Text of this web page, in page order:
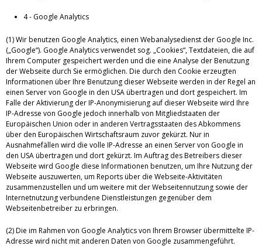
4 - Google Analytics
(1) Wir benutzen Google Analytics, einen Webanalysedienst der Google Inc.
(„Google“). Google Analytics verwendet sog. „Cookies“, Textdateien, die auf
Ihrem Computer gespeichert werden und die eine Analyse der Benutzung
der Webseite durch Sie ermöglichen. Die durch den Cookie erzeugten
Informationen über Ihre Benutzung dieser Webseite werden in der Regel an
einen Server von Google in den USA übertragen und dort gespeichert. Im
Falle der Aktivierung der IP-Anonymisierung auf dieser Webseite wird Ihre
IP-Adresse von Google jedoch innerhalb von Mitgliedstaaten der
Europäischen Union oder in anderen Vertragsstaaten des Abkommens
über den Europäischen Wirtschaftsraum zuvor gekürzt. Nur in
Ausnahmefällen wird die volle IP-Adresse an einen Server von Google in
den USA übertragen und dort gekürzt. Im Auftrag des Betreibers dieser
Webseite wird Google diese Informationen benutzen, um Ihre Nutzung der
Webseite auszuwerten, um Reports über die Webseite-Aktivitäten
zusammenzustellen und um weitere mit der Webseitennutzung sowie der
Internetnutzung verbundene Dienstleistungen gegenüber dem
Webseitenbetreiber zu erbringen.
(2) Die im Rahmen von Google Analytics von Ihrem Browser übermittelte IP-
Adresse wird nicht mit anderen Daten von Google zusammengeführt.